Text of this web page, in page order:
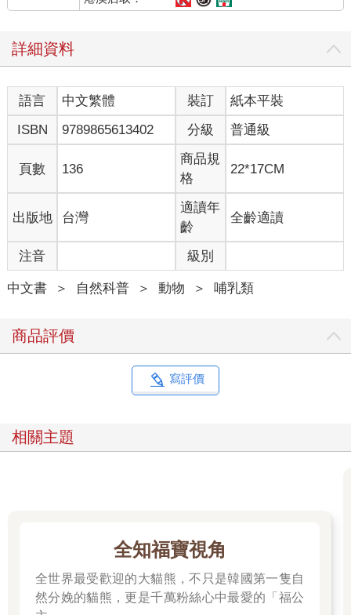
的決定……
拍各種畫面；
◆因為圓仔，她開始跟著貓熊們做定點深度旅遊，並逐一認識全
世界的貓熊們；
◆因為圓仔，她從一人變成一群圓仔粉絲（簡稱圓粉）召集人，
並接手私密社團管理員；
◆因為圓仔，她從冷漠無感變得熱情對應各種小動物，真心關心
◆因為圓仔，她的心變得更有溫度，而且懂得愛人與感恩珍惜所
不僅如此，我們還有私密熊貓館社團私家珍藏、追逐圓仔與貓熊
們的第一手報導！
此刻，就讓圓仔的搞笑生氣、鬼靈精怪與調皮搞蛋，盡情地收服
所有圓粉們的心吧！
詳細資料
語言 中文繁體 裝訂
紙本平裝
ISBN
9789865613402 分級 普通級
頁數 136
商品規
格
22*17CM
出版地 台灣
適讀年
齡
全齡適讀
注音 級別
中文書 ＞ 自然科普 ＞ 動物 ＞ 哺乳類
商品評價
寫評價
相關主題
全知福寶視角
全世界最受歡迎的大貓熊，不只是韓國第一隻自
然分娩的貓熊，更是千萬粉絲心中最愛的「福公